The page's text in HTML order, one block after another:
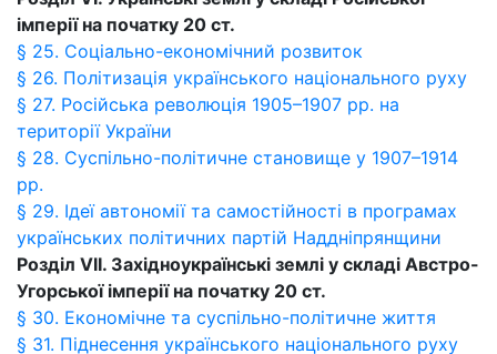
імперії на початку 20 ст.
§ 25. Соціально-економічний розвиток
§ 26. Політизація українського національного руху
§ 27. Російська революція 1905–1907 рр. на
території України
§ 28. Суспільно-політичне становище у 1907–1914
рр.
§ 29. Ідеї автономії та самостійності в програмах
українських політичних партій Наддніпрянщини
Розділ VII. Західноукраїнські землі у складі Австро-
Угорської імперії на початку 20 ст.
§ 30. Економічне та суспільно-політичне життя
§ 31. Піднесення українського національного руху